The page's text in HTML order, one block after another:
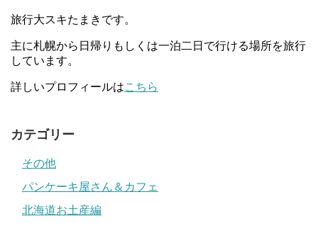
旅行大スキたまきです。
主に札幌から日帰りもしくは一泊二日で行ける場所を旅行
しています。
詳しいプロフィールはこちら
カテゴリー
その他
パンケーキ屋さん＆カフェ
北海道お土産編